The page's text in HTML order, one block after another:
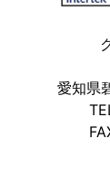
愛知県